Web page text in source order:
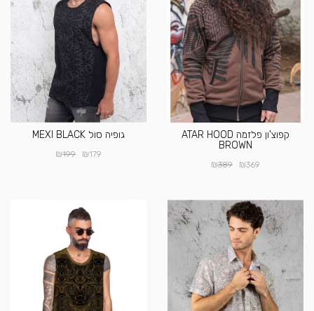
קפוצ'ון פלזמה ATAR HOOD
BROWN
₪369
₪389
גופיה סול MEXI BLACK
₪179
₪199